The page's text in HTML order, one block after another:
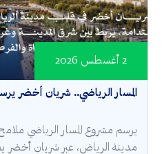
المسار الرياضي.. شريان أخضر
2 أغسطس 2026
يرسم مشروع المسار الرياضي